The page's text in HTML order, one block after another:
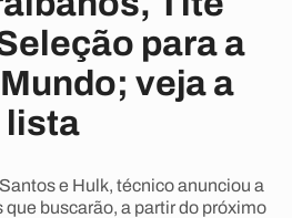
para a
veja a
lista
e Hulk, técnico anunciou a
buscarão, a partir do próximo